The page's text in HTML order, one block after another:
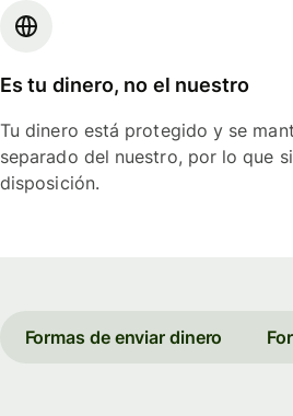
Es tu dinero, no el nuestro
Tu dinero está protegido y se
separado del nuestro, por lo que
disposición.
Formas de enviar dinero